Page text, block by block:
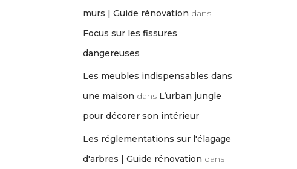
murs | Guide rénovation dans
Focus sur les fissures
dangereuses
Les meubles indispensables dans
une maison dans L’urban jungle
pour décorer son intérieur
Les réglementations sur l'élagage
d'arbres | Guide rénovation dans